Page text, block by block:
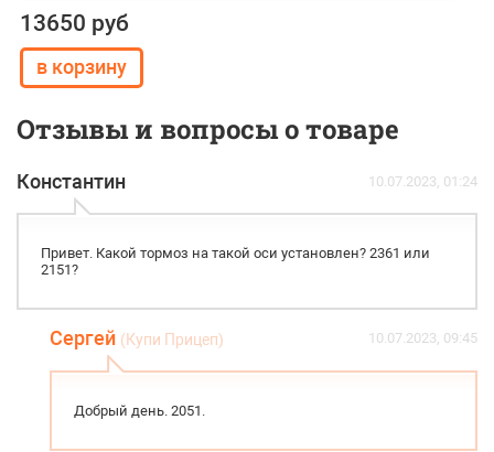
13650 руб
Отзывы и вопросы о товаре
Константин 10.07.2023, 01:24
Привет. Какой тормоз на такой оси установлен? 2361 или
2151?
Сергей (Купи Прицеп) 10.07.2023, 09:45
Добрый день. 2051.